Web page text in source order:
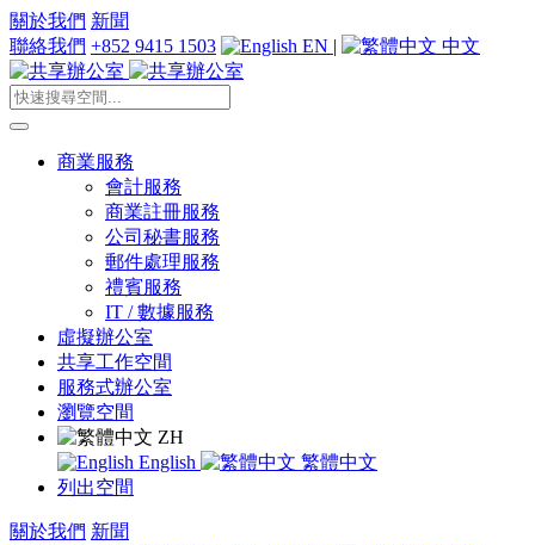
關於我們 新聞
聯絡我們 +852 9415 1503 EN | 中文
商業服務
會計服務
商業註冊服務
公司秘書服務
郵件處理服務
禮賓服務
IT / 數據服務
虛擬辦公室
共享工作空間
服務式辦公室
瀏覽空間
ZH
English
繁體中文
列出空間
關於我們 新聞